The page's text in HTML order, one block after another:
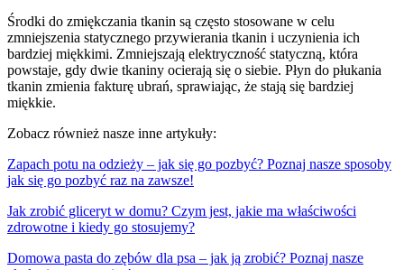
Środki do zmiękczania tkanin są często stosowane w celu
zmniejszenia statycznego przywierania tkanin i uczynienia ich
bardziej miękkimi. Zmniejszają elektryczność statyczną, która
powstaje, gdy dwie tkaniny ocierają się o siebie. Płyn do płukania
tkanin zmienia fakturę ubrań, sprawiając, że stają się bardziej
miękkie.
Zobacz również nasze inne artykuły:
Zapach potu na odzieży – jak się go pozbyć? Poznaj nasze sposoby
jak się go pozbyć raz na zawsze!
Jak zrobić gliceryt w domu? Czym jest, jakie ma właściwości
zdrowotne i kiedy go stosujemy?
Domowa pasta do zębów dla psa – jak ją zrobić? Poznaj nasze